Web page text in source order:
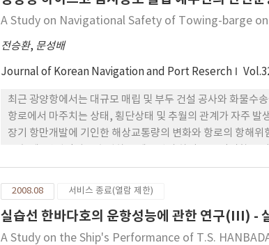
A Study on Navigational Safety of Towing-barge
전승환, 문성배
Journal of Korean Navigation and Port Reserch
최근 광양항에서는 대규모 매립 및 부두 건설 공사와 화물수
항로에서 마주치는 상태, 횡단상태 및 추월의 관계가 자주
장기 항만개발에 기인한 해상교통량의 변화와 항로의 항해
상으로 설문조사를 수행하였고, 이를 통하여 광양항 하이스
2008.08 서비스 종료(열람 제한)
실습선 한바다호의 운항성능에 관한 연구(III) -
A Study on the Ship's Performance of T.S.